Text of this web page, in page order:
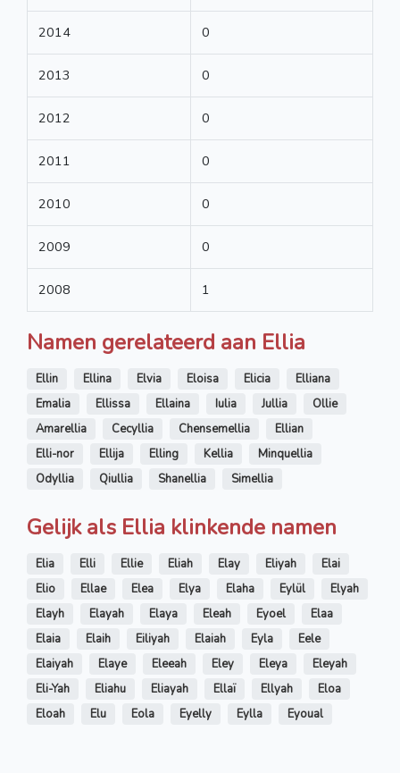
2014 0
2013 0
2012 0
2011 0
2010 0
2009 0
2008 1
Namen gerelateerd aan Ellia
Ellin Ellina Elvia Eloisa Elicia
Elliana
Emalia
Ellissa Ellaina Iulia Jullia
Ollie
Amarellia
Cecyllia Chensemellia
Ellian
Elli-nor
Ellija Elling Kellia
Minquellia
Odyllia
Qiullia Shanellia Simellia
Gelijk als Ellia klinkende namen
Elia Elli Ellie Eliah Elay Eliyah
Elai
Elio
Ellae Elea Elya Elaha Eylül
Elyah
Elayh
Elayah Elaya Eleah Eyoel
Elaa
Elaia
Elaih Eiliyah Elaiah Eyla
Eele
Elaiyah
Elaye Eleeah Eley Eleya
Eleyah
Eli-Yah
Eliahu Eliayah Ellaï Ellyah
Eloa
Eloah
Elu Eola Eyelly Eylla Eyoual